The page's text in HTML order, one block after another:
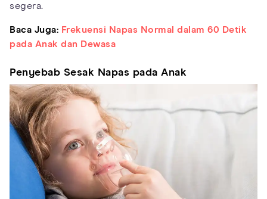
segera.
Baca Juga: Frekuensi Napas Normal dalam 60 Detik
pada Anak dan Dewasa
Penyebab Sesak Napas pada Anak